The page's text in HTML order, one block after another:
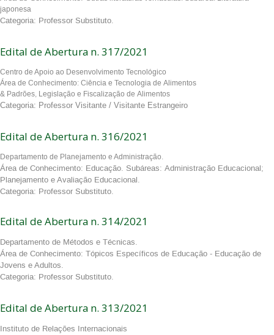
japonesa
Categoria: Professor Substituto.
Edital de Abertura n. 317/2021
Centro de Apoio ao Desenvolvimento Tecnológico
Área de Conhecimento: Ciência e Tecnologia de Alimentos
& Padrões, Legislação e Fiscalização de Alimentos
Categoria: Professor Visitante / Visitante Estrangeiro
Edital de Abertura n. 316/2021
Departamento de Planejamento e Administração.
Área de Conhecimento: Educação. Subáreas: Administração Educacional;
Planejamento e Avaliação Educacional.
Categoria: Professor Substituto.
Edital de Abertura n. 314/2021
Departamento de Métodos e Técnicas.
Área de Conhecimento: Tópicos Específicos de Educação - Educação de
Jovens e Adultos.
Categoria: Professor Substituto.
Edital de Abertura n. 313/2021
Instituto de Relações Internacionais